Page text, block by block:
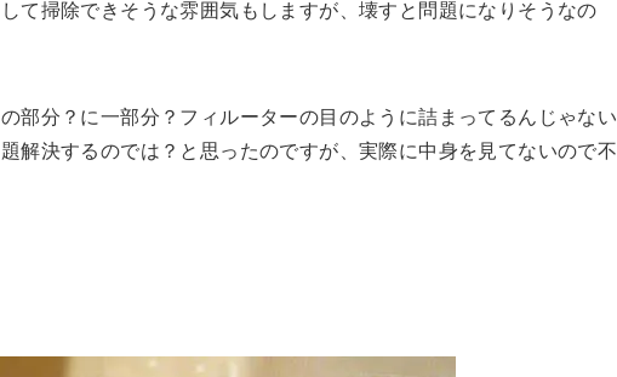
て掃除できそうな雰囲気もしますが、壊すと問題になりそうなの
部分？に一部分？フィルーターの目のように詰まってるんじゃない
解決するのでは？と思ったのですが、実際に中身を見てないので不